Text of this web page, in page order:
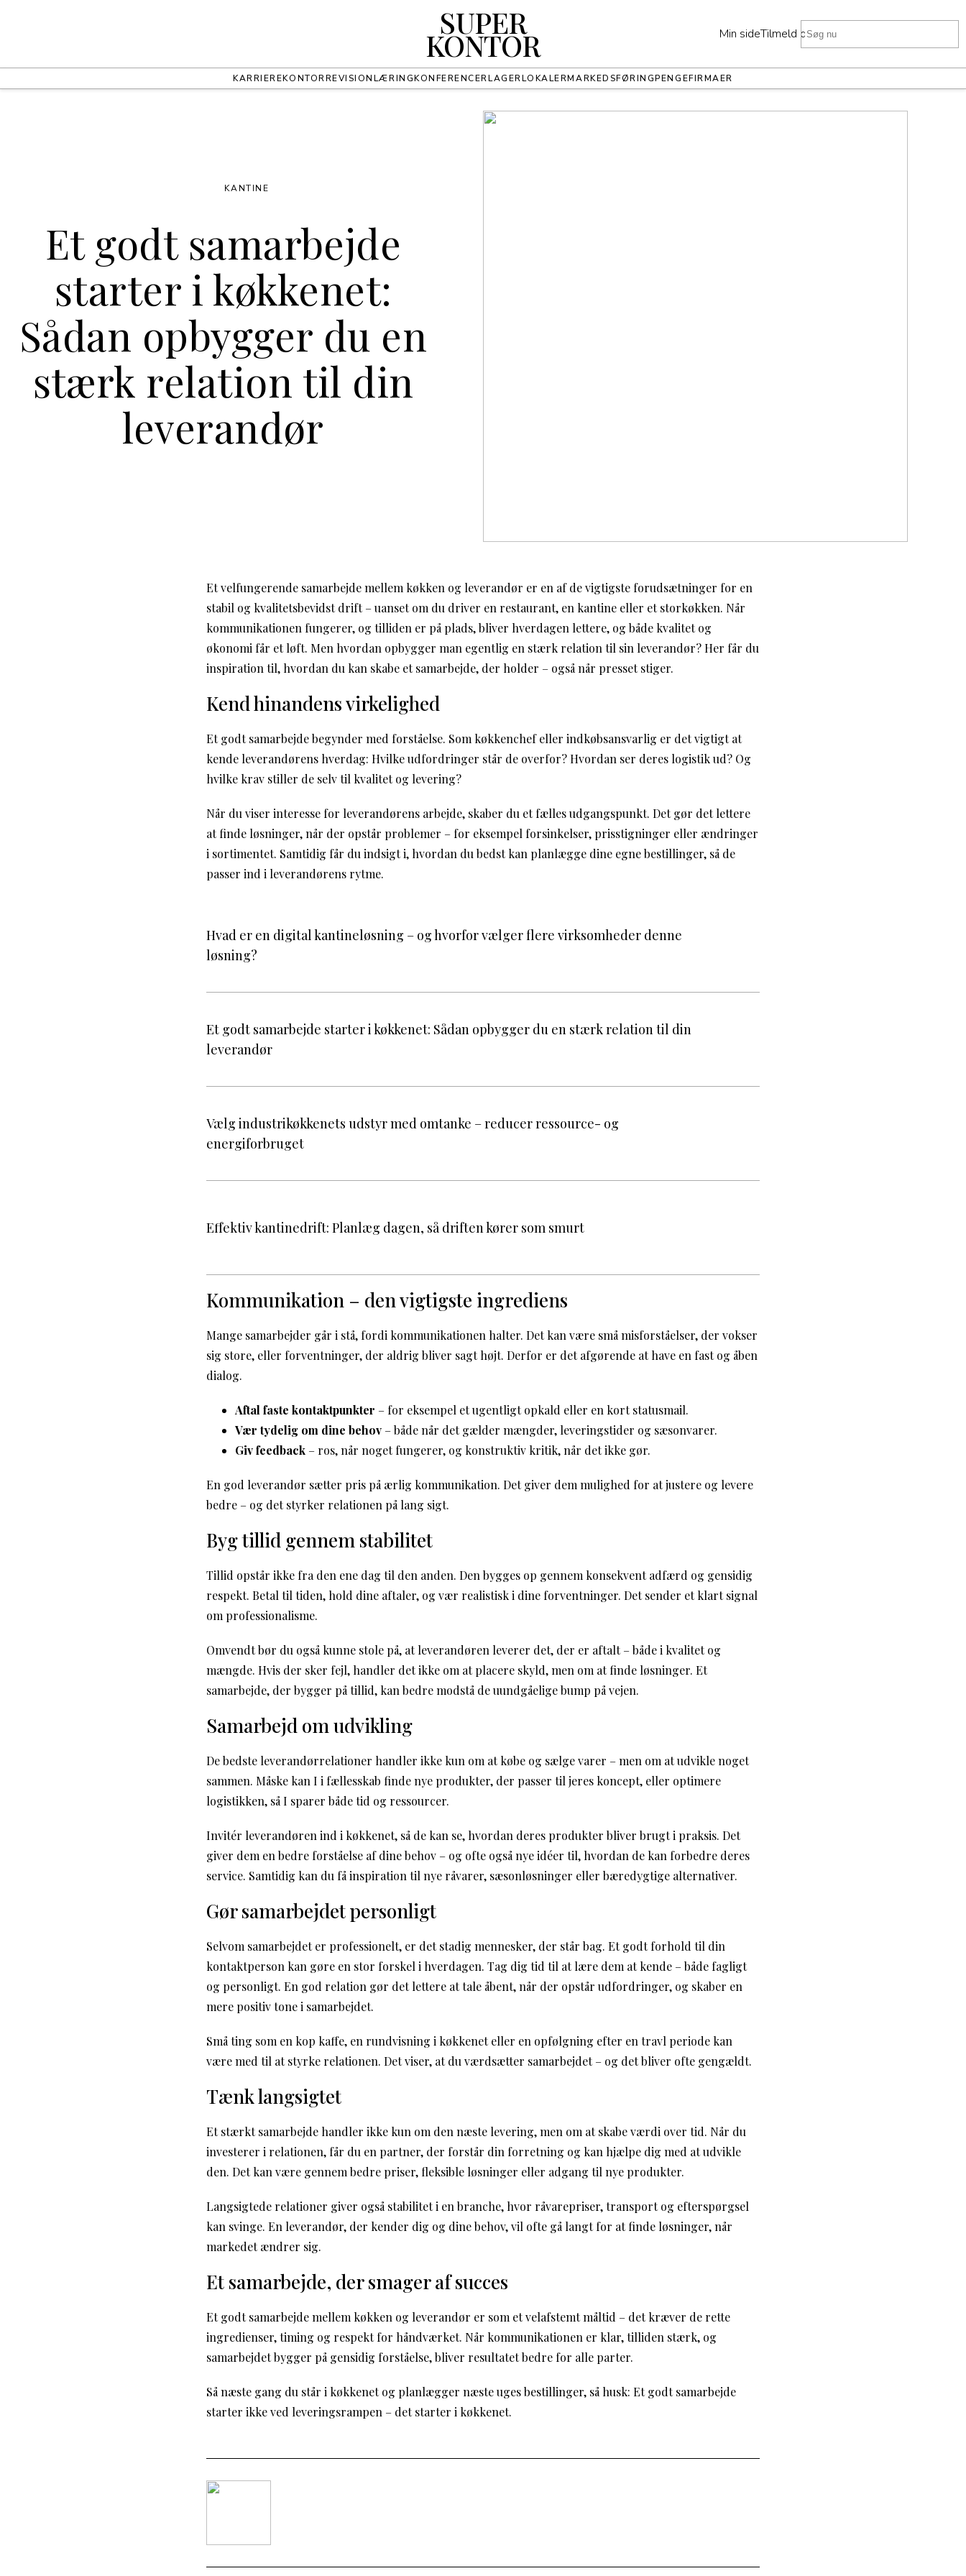
SUPER
KONTOR Min sideTilmeld dig
KARRIEREKONTORREVISIONLÆRINGKONFERENCERLAGERLOKALERMARKEDSFØRINGPENGEFIRMAER
Et godt samarbejde
starter i køkkenet:
Sådan opbygger du en
stærk relation til din
leverandør
KANTINE
Et velfungerende samarbejde mellem køkken og leverandør er en af de vigtigste forudsætninger for en
stabil og kvalitetsbevidst drift – uanset om du driver en restaurant, en kantine eller et storkøkken. Når
kommunikationen fungerer, og tilliden er på plads, bliver hverdagen lettere, og både kvalitet og
økonomi får et løft. Men hvordan opbygger man egentlig en stærk relation til sin leverandør? Her får du
inspiration til, hvordan du kan skabe et samarbejde, der holder – også når presset stiger.
Kend hinandens virkelighed
Et godt samarbejde begynder med forståelse. Som køkkenchef eller indkøbsansvarlig er det vigtigt at
kende leverandørens hverdag: Hvilke udfordringer står de overfor? Hvordan ser deres logistik ud? Og
hvilke krav stiller de selv til kvalitet og levering?
Når du viser interesse for leverandørens arbejde, skaber du et fælles udgangspunkt. Det gør det lettere
at finde løsninger, når der opstår problemer – for eksempel forsinkelser, prisstigninger eller ændringer
i sortimentet. Samtidig får du indsigt i, hvordan du bedst kan planlægge dine egne bestillinger, så de
passer ind i leverandørens rytme.
Hvad er en digital kantineløsning – og hvorfor vælger flere virksomheder denne
løsning?
Et godt samarbejde starter i køkkenet: Sådan opbygger du en stærk relation til din
leverandør
Vælg industrikøkkenets udstyr med omtanke – reducer ressource- og
energiforbruget
Effektiv kantinedrift: Planlæg dagen, så driften kører som smurt
Kommunikation – den vigtigste ingrediens
Mange samarbejder går i stå, fordi kommunikationen halter. Det kan være små misforståelser, der vokser
sig store, eller forventninger, der aldrig bliver sagt højt. Derfor er det afgørende at have en fast og åben
dialog.
Aftal faste kontaktpunkter – for eksempel et ugentligt opkald eller en kort statusmail.
Vær tydelig om dine behov – både når det gælder mængder, leveringstider og sæsonvarer.
Giv feedback – ros, når noget fungerer, og konstruktiv kritik, når det ikke gør.
En god leverandør sætter pris på ærlig kommunikation. Det giver dem mulighed for at justere og levere
bedre – og det styrker relationen på lang sigt.
Byg tillid gennem stabilitet
Tillid opstår ikke fra den ene dag til den anden. Den bygges op gennem konsekvent adfærd og gensidig
respekt. Betal til tiden, hold dine aftaler, og vær realistisk i dine forventninger. Det sender et klart signal
om professionalisme.
Omvendt bør du også kunne stole på, at leverandøren leverer det, der er aftalt – både i kvalitet og
mængde. Hvis der sker fejl, handler det ikke om at placere skyld, men om at finde løsninger. Et
samarbejde, der bygger på tillid, kan bedre modstå de uundgåelige bump på vejen.
Samarbejd om udvikling
De bedste leverandørrelationer handler ikke kun om at købe og sælge varer – men om at udvikle noget
sammen. Måske kan I i fællesskab finde nye produkter, der passer til jeres koncept, eller optimere
logistikken, så I sparer både tid og ressourcer.
Invitér leverandøren ind i køkkenet, så de kan se, hvordan deres produkter bliver brugt i praksis. Det
giver dem en bedre forståelse af dine behov – og ofte også nye idéer til, hvordan de kan forbedre deres
service. Samtidig kan du få inspiration til nye råvarer, sæsonløsninger eller bæredygtige alternativer.
Gør samarbejdet personligt
Selvom samarbejdet er professionelt, er det stadig mennesker, der står bag. Et godt forhold til din
kontaktperson kan gøre en stor forskel i hverdagen. Tag dig tid til at lære dem at kende – både fagligt
og personligt. En god relation gør det lettere at tale åbent, når der opstår udfordringer, og skaber en
mere positiv tone i samarbejdet.
Små ting som en kop kaffe, en rundvisning i køkkenet eller en opfølgning efter en travl periode kan
være med til at styrke relationen. Det viser, at du værdsætter samarbejdet – og det bliver ofte gengældt.
Tænk langsigtet
Et stærkt samarbejde handler ikke kun om den næste levering, men om at skabe værdi over tid. Når du
investerer i relationen, får du en partner, der forstår din forretning og kan hjælpe dig med at udvikle
den. Det kan være gennem bedre priser, fleksible løsninger eller adgang til nye produkter.
Langsigtede relationer giver også stabilitet i en branche, hvor råvarepriser, transport og efterspørgsel
kan svinge. En leverandør, der kender dig og dine behov, vil ofte gå langt for at finde løsninger, når
markedet ændrer sig.
Et samarbejde, der smager af succes
Et godt samarbejde mellem køkken og leverandør er som et velafstemt måltid – det kræver de rette
ingredienser, timing og respekt for håndværket. Når kommunikationen er klar, tilliden stærk, og
samarbejdet bygger på gensidig forståelse, bliver resultatet bedre for alle parter.
Så næste gang du står i køkkenet og planlægger næste uges bestillinger, så husk: Et godt samarbejde
starter ikke ved leveringsrampen – det starter i køkkenet.